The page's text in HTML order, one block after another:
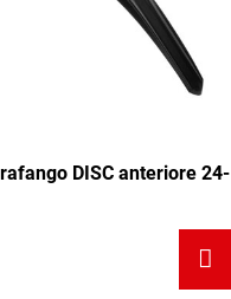
DISC anteriore 24-